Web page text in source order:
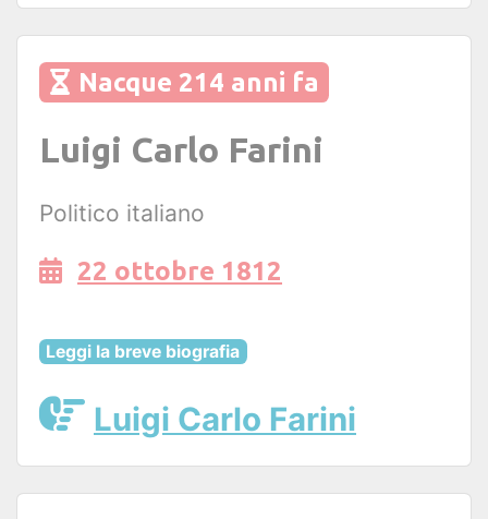
Nacque 214 anni fa
Luigi Carlo Farini
Politico italiano
22 ottobre 1812
Leggi la breve biografia
Luigi Carlo Farini